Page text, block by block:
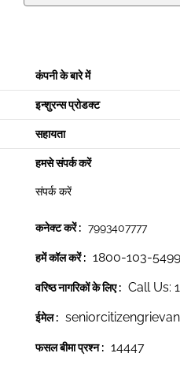
कंपनी के बारे में
इन्शुरन्स प्रोडक्ट
सहायता
हमसे संपर्क करें
संपर्क करें
कनेक्ट करें : 7993407777
हमें कॉल करें : 1800-103-5499
वरिष्ठ नागरिकों के लिए : Call Us:
ईमेल :
फसल बीमा प्रश्न : 14447